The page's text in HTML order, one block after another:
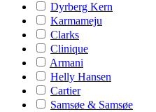
Dyrberg Kern
Karmameju
Clarks
Clinique
Armani
Helly Hansen
Cartier
Samsøe & Samsøe